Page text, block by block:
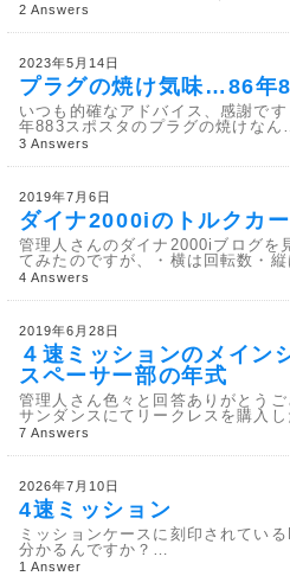
2 Answers
2023年5月14日
プラグの焼け気味…86年
いつも的確なアドバイス、感謝で
年883スポスタのプラグの焼けな
3 Answers
2019年7月6日
ダイナ2000iのトルクカ
管理人さんのダイナ2000iブログを
てみたのですが、・横は回転数・
4 Answers
2019年6月28日
４速ミッションのメイン
スペーサー部の年式
管理人さん色々と回答ありがとう
サンダンスにてリークレスを購入
7 Answers
2026年7月10日
4速ミッション
ミッションケースに刻印されてい
分かるんですか？…
1 Answer